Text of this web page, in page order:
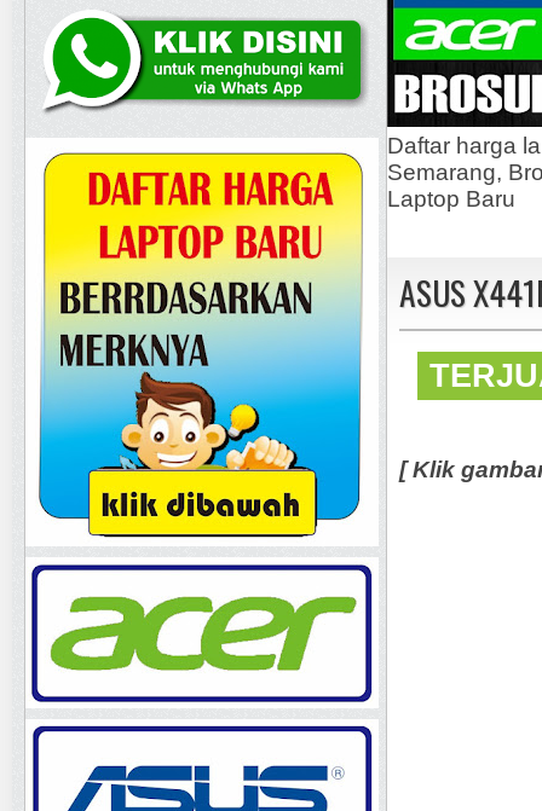
Daftar harga
Semarang,
Laptop Baru
ASUS
[ Klik